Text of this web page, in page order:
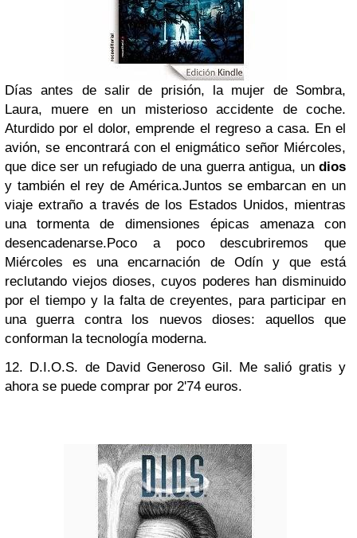
Días antes de salir de prisión, la mujer de Sombra,
Laura, muere en un misterioso accidente de coche.
Aturdido por el dolor, emprende el regreso a casa. En el
avión, se encontrará con el enigmático señor Miércoles,
que dice ser un refugiado de una guerra antigua, un dios
y también el rey de América.Juntos se embarcan en un
viaje extraño a través de los Estados Unidos, mientras
una tormenta de dimensiones épicas amenaza con
desencadenarse.Poco a poco descubriremos que
Miércoles es una encarnación de Odín y que está
reclutando viejos dioses, cuyos poderes han disminuido
por el tiempo y la falta de creyentes, para participar en
una guerra contra los nuevos dioses: aquellos que
conforman la tecnología moderna.
12. D.I.O.S. de David Generoso Gil. Me salió gratis y
ahora se puede comprar por 2'74 euros.